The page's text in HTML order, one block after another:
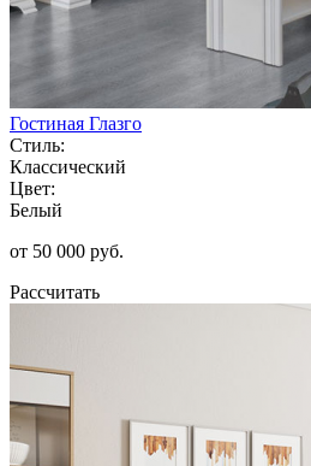
Гостиная Глазго
Стиль:
Классический
Цвет:
Белый
от 50 000 руб.
Рассчитать